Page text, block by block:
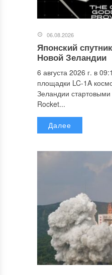
06.08.2026
Японский
Новой Зеландии
6 августа 2026 г. в
площадки LC-1A
Зеландии
Rocket...
Далее